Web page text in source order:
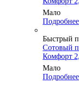
Мало
Подробнее
Быстрый
Сотовый
Комфорт
Мало
Подробнее